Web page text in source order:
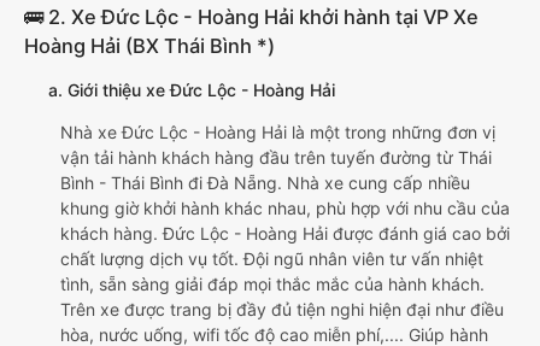
🚌 2. Xe Đức Lộc - Hoàng Hải khởi hành tại VP Xe
Hoàng Hải (BX Thái Bình *)
a. Giới thiệu xe Đức Lộc - Hoàng Hải
Nhà xe Đức Lộc - Hoàng Hải là một trong những đơn vị
vận tải hành khách hàng đầu trên tuyến đường từ Thái
Bình - Thái Bình đi Đà Nẵng. Nhà xe cung cấp nhiều
khung giờ khởi hành khác nhau, phù hợp với nhu cầu của
khách hàng. Đức Lộc - Hoàng Hải được đánh giá cao bởi
chất lượng dịch vụ tốt. Đội ngũ nhân viên tư vấn nhiệt
tình, sẵn sàng giải đáp mọi thắc mắc của hành khách.
Trên xe được trang bị đầy đủ tiện nghi hiện đại như điều
hòa, nước uống, wifi tốc độ cao miễn phí,.... Giúp hành